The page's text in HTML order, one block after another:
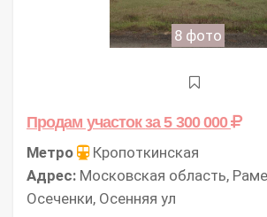
8 фото
Продам участокза 5 300 000
Метро
Кропоткинская
Адрес: Московская область,
Осеченки, Осенняя ул